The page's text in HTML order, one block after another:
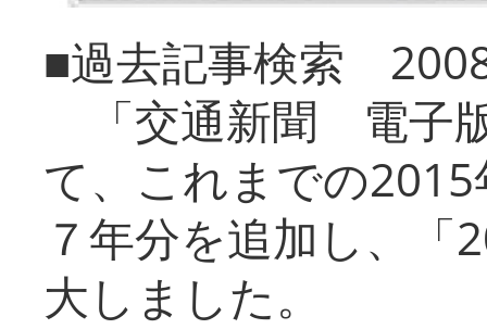
■過去記事検索
「交通新聞 電子
て、これまでの
７年分を追加し、「
大しまし